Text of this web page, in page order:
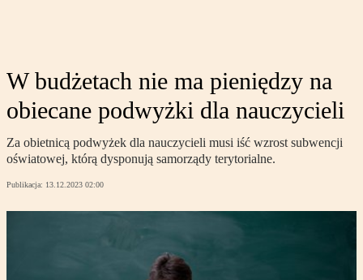
W budżetach nie ma pieniędzy na
obiecane podwyżki dla nauczycieli
Za obietnicą podwyżek dla nauczycieli musi iść wzrost subwencji
oświatowej, którą dysponują samorządy terytorialne.
Publikacja: 13.12.2023 02:00